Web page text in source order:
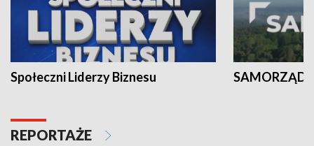
Społeczni Liderzy Biznesu SAMORZĄD
REPORTAŻE